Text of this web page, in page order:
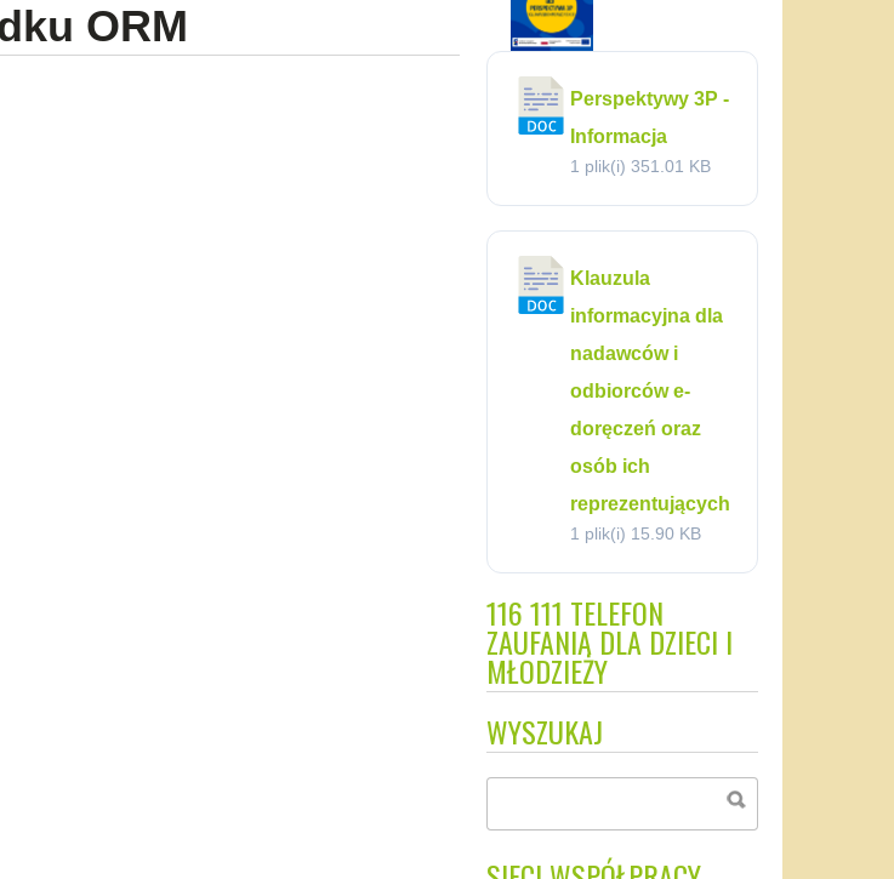
ORM
Perspektywy 3P -
Informacja
1 plik(i) 351.01 KB
Klauzula
informacyjna dla
nadawców i
odbiorców e-
doręczeń oraz
osób ich
reprezentujących
1 plik(i) 15.90 KB
116 111 TELEFON
ZAUFANIA DLA DZIECI I
MŁODZIEŻY
WYSZUKAJ